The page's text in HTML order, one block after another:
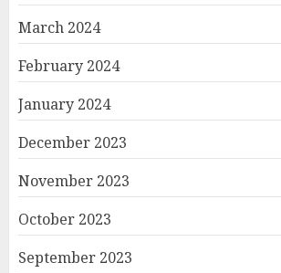
March 2024
February 2024
January 2024
December 2023
November 2023
October 2023
September 2023